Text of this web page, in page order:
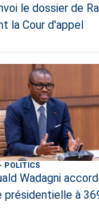
le dossier de
la Cour d'appel
POLITICS
Wadagni
présidentielle à